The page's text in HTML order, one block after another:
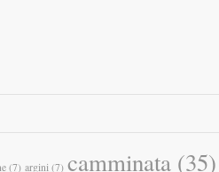
(7) argini (7) camminata (35)